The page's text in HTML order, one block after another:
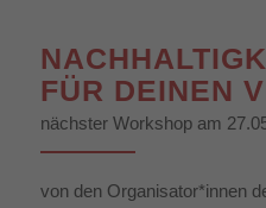
FÜR DEINEN
nächster Workshop am
von den Organisator*innen